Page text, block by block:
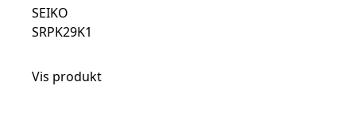
SEIKO
SRPK29K1
Vis produkt